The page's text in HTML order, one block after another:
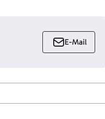
E-Mail